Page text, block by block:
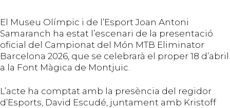
El Museu Olímpic i de l’Esport Joan Antoni
Samaranch ha estat l’escenari de la presentació
oficial del Campionat del Món MTB Eliminator
Barcelona 2026, que se celebrarà el proper 18 d’abril
a la Font Màgica de Montjuïc.
L’acte ha comptat amb la presència del regidor
d’Esports, David Escudé, juntament amb Kristoff